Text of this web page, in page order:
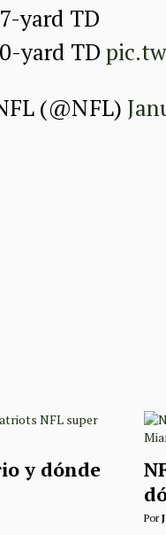
yard TD
yard TD
(@NFL)
y dónde
Por